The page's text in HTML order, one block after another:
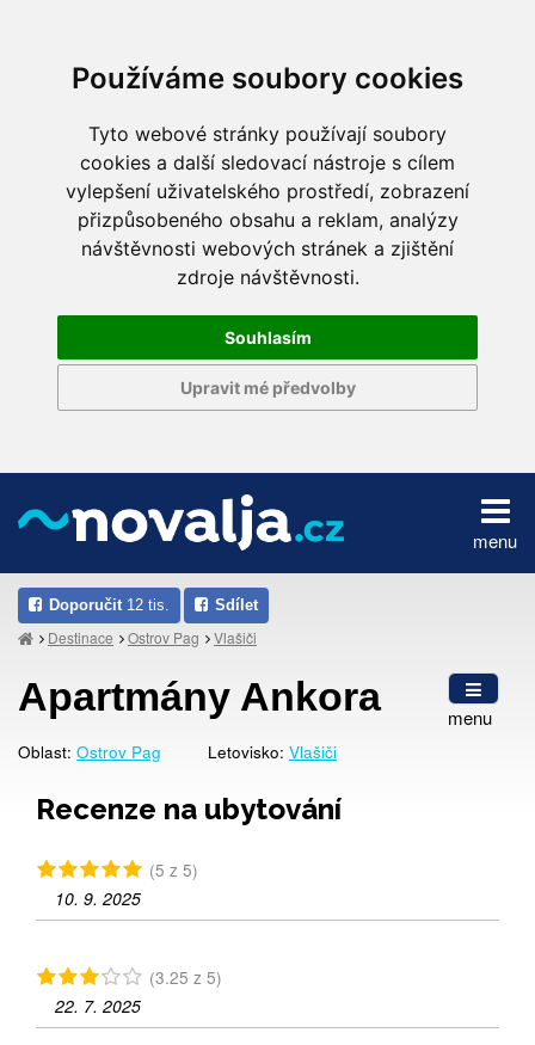
Používáme soubory cookies
Tyto webové stránky používají soubory
cookies a další sledovací nástroje s cílem
vylepšení uživatelského prostředí, zobrazení
přizpůsobeného obsahu a reklam, analýzy
návštěvnosti webových stránek a zjištění
zdroje návštěvnosti.
Souhlasím
Upravit mé předvolby
menu
Doporučit 12 tis. Sdílet
Destinace Ostrov Pag Vlašiči
menu
Apartmány Ankora
Oblast: Ostrov Pag Letovisko: Vlašiči
Recenze na ubytování
(5 z 5)
10. 9. 2025
(3.25 z 5)
22. 7. 2025